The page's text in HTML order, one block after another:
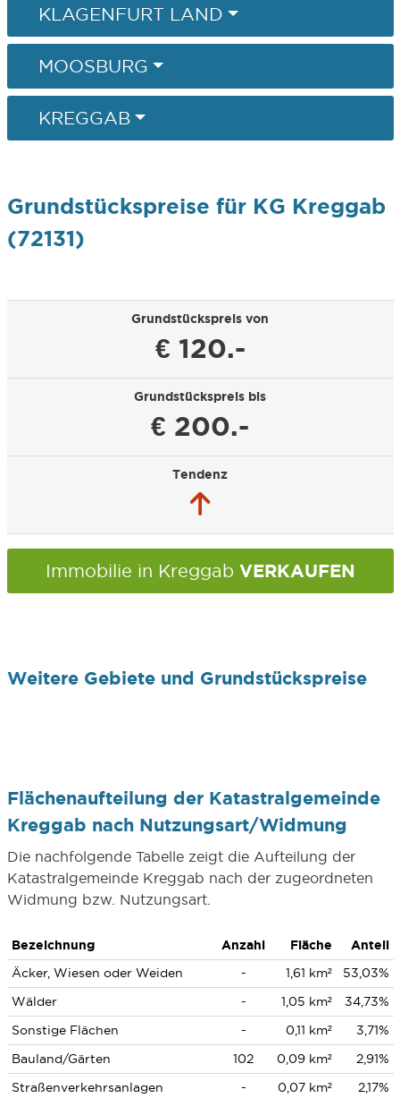
KLAGENFURT LAND
MOOSBURG
KREGGAB
Grundstückspreise für KG Kreggab
(72131)
Grundstückspreis von
€ 120.-
Grundstückspreis bis
€ 200.-
Tendenz
Immobilie in Kreggab VERKAUFEN
Weitere Gebiete und Grundstückspreise
Flächenaufteilung der Katastralgemeinde
Kreggab nach Nutzungsart/Widmung
Die nachfolgende Tabelle zeigt die Aufteilung der
Katastralgemeinde Kreggab nach der zugeordneten
Widmung bzw. Nutzungsart.
Bezeichnung Anzahl Fläche
Anteil
Äcker, Wiesen oder Weiden
- 1,61 km²
53,03%
Wälder
- 1,05 km²
34,73%
Sonstige Flächen
- 0,11 km²
3,71%
Bauland/Gärten
102 0,09 km²
2,91%
Straßenverkehrsanlagen
- 0,07 km² 2,17%